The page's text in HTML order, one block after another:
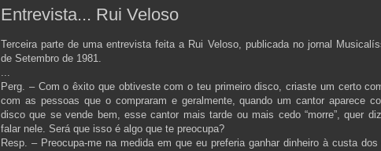
Entrevista... Rui Veloso
Terceira parte de uma entrevista feita a Rui Veloso, publicada no jornal
de Setembro de 1981.
...
Perg. – Com o êxito que obtiveste com o teu primeiro disco, criaste um certo
com as pessoas que o compraram e geralmente, quando um cantor aparece
disco que se vende bem, esse cantor mais tarde ou mais cedo “morre”, quer
falar nele. Será que isso é algo que te preocupa?
Resp. – Preocupa-me na medida em que eu preferia ganhar dinheiro à custa